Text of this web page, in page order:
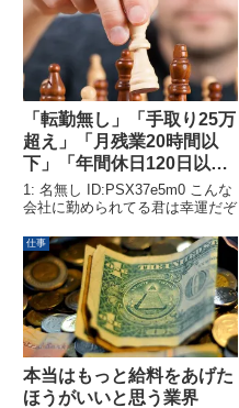
「転勤無し」「手取り25万
超え」「月残業20時間以
下」「年間休日120日以
上」「社内飲み会無し」
「パワハラ、セクハラ無
1: 名無し ID:PSX37e5m0 こんな
会社に勤められてる君は幸運だぞ
仕事
本当はもっと給料をあげた
ほうがいいと思う業界